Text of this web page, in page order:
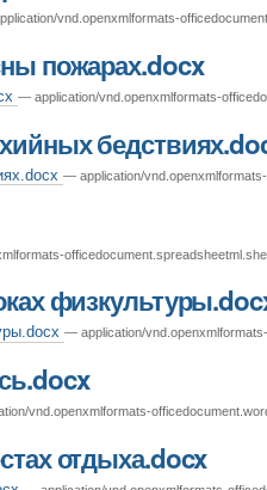
vnd.openxmlformats-
пожарах.docx
— application/vnd.openxmlformats-
— application/
— application/
vnd.openxmlformats-
отдыха.docx